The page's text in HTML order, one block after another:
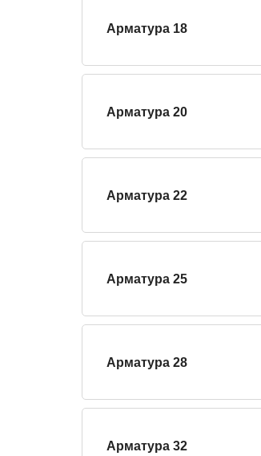
Арматура 18
Арматура 20
Арматура 22
Арматура 25
Арматура 28
Арматура 32